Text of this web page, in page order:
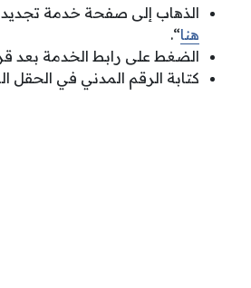
الذهاب إلى صفحة خدمة تجديد
هنا“.
الضغط على رابط الخدمة بعد
كتابة الرقم المدني في